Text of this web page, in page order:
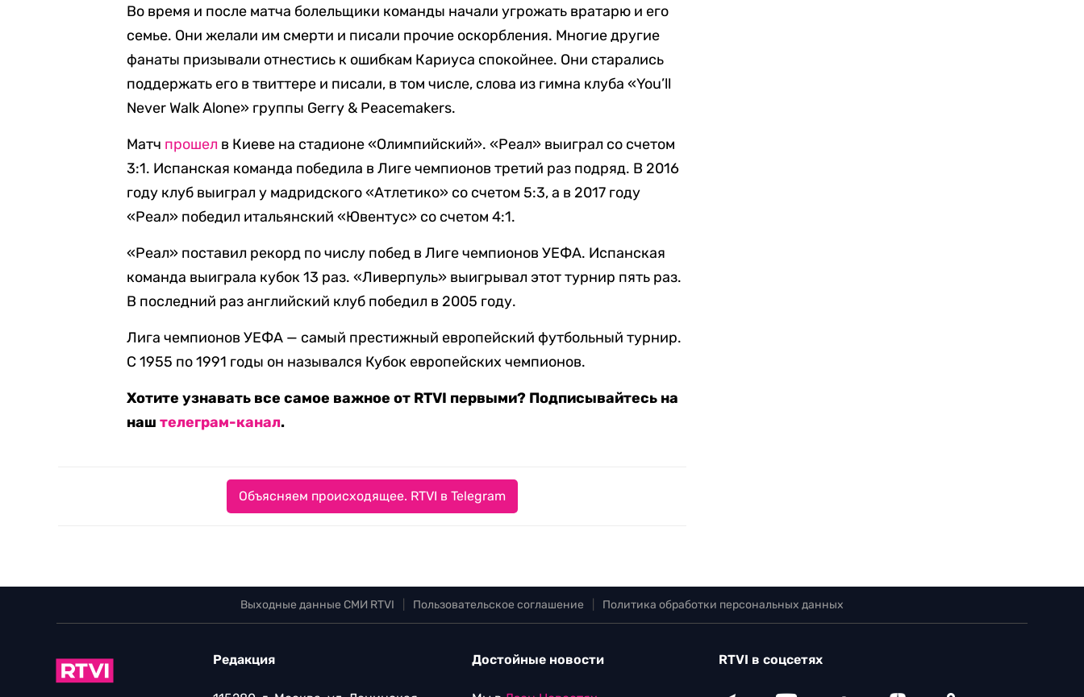
Во время и после матча болельщики команды начали угрожать вратарю и его
семье. Они желали им смерти и писали прочие оскорбления. Многие другие
фанаты призывали отнестись к ошибкам Кариуса спокойнее. Они старались
поддержать его в твиттере и писали, в том числе, слова из гимна клуба «You’ll
Never Walk Alone» группы Gerry & Peacemakers.
Матч прошел в Киеве на стадионе «Олимпийский». «Реал» выиграл со счетом
3:1. Испанская команда победила в Лиге чемпионов третий раз подряд. В 2016
году клуб выиграл у мадридского «Атлетико» со счетом 5:3, а в 2017 году
«Реал» победил итальянский «Ювентус» со счетом 4:1.
«Реал» поставил рекорд по числу побед в Лиге чемпионов УЕФА. Испанская
команда выиграла кубок 13 раз. «Ливерпуль» выигрывал этот турнир пять раз.
В последний раз английский клуб победил в 2005 году.
Лига чемпионов УЕФА — самый престижный европейский футбольный турнир.
С 1955 по 1991 годы он назывался Кубок европейских чемпионов.
Хотите узнавать все самое важное от RTVI первыми? Подписывайтесь на
наштелеграм-канал.
Объясняем происходящее. RTVI в Telegram
Выходные данные СМИ RTVI Пользовательское соглашение Политика обработки персональных данных
Редакция Достойные новости RTVI в соцсетях